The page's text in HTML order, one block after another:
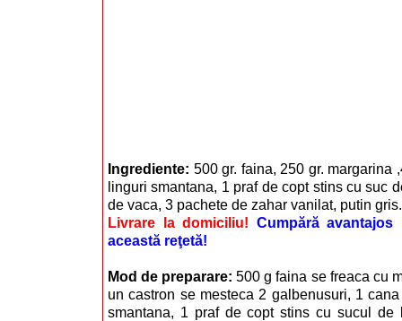
Ingrediente: 500 gr. faina, 250 gr. margarina
linguri smantana, 1 praf de copt stins cu suc
de vaca, 3 pachete de zahar vanilat, putin gris.
Livrare la domiciliu! Cumpără avantajos
această reţetă!
Mod de preparare:500 g faina se freaca cu
un castron se mesteca 2 galbenusuri, 1
smantana, 1 praf de copt stins cu sucul